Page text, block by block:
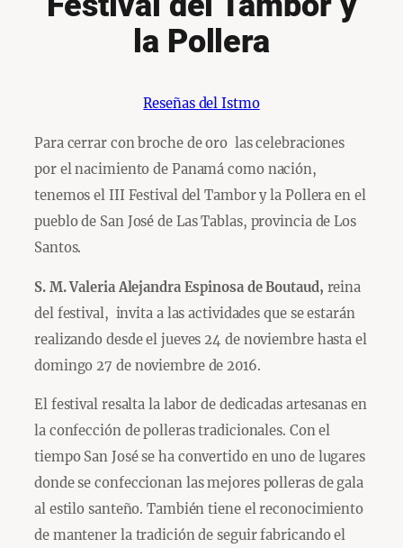
la Pollera
Reseñas del Istmo
Para cerrar con broche de oro las celebraciones
por el nacimiento de Panamá como nación,
tenemos el III Festival del Tambor y la Pollera en el
pueblo de San José de Las Tablas, provincia de Los
Santos.
S. M. Valeria Alejandra Espinosa de Boutaud, reina
del festival, invita a las actividades que se estarán
realizando desde el jueves 24 de noviembre hasta el
domingo 27 de noviembre de 2016.
El festival resalta la labor de dedicadas artesanas en
la confección de polleras tradicionales. Con el
tiempo San José se ha convertido en uno de lugares
donde se confeccionan las mejores polleras de gala
al estilo santeño. También tiene el reconocimiento
de mantener la tradición de seguir fabricando el